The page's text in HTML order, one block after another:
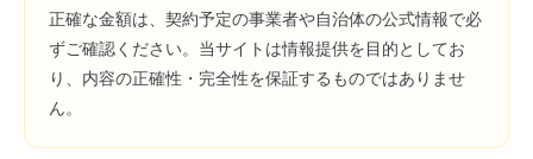
正確な金額は、契約予定の事業者や自治体の公式情報で必
ずご確認ください。当サイトは情報提供を目的としてお
り、内容の正確性・完全性を保証するものではありませ
ん。